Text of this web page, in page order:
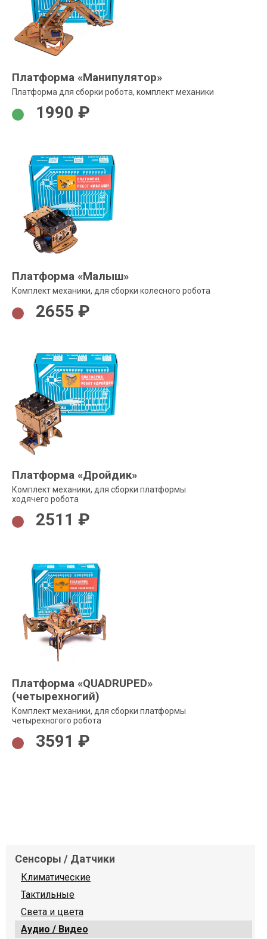
Платформа «Манипулятор»
Платформа для сборки робота, комплект механики
1990 ₽
Платформа «Малыш»
Комплект механики, для сборки колесного робота
2655 ₽
Платформа «Дройдик»
Комплект механики, для сборки платформы
ходячего робота
2511 ₽
Платформа «QUADRUPED»
(четырехногий)
Комплект механики, для сборки платформы
четырехногого робота
3591 ₽
Сенсоры / Датчики
Климатические
Тактильные
Света и цвета
Аудио / Видео